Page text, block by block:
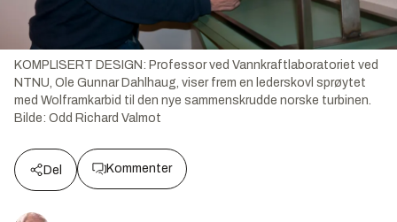
KOMPLISERT DESIGN: Professor ved Vannkraftlaboratoriet ved
NTNU, Ole Gunnar Dahlhaug, viser frem en lederskovl sprøytet
med Wolframkarbid til den nye sammenskrudde norske turbinen.
Bilde: Odd Richard Valmot
Del Kommenter